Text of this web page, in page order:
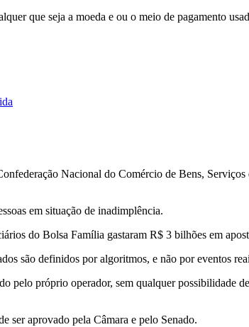
que seja a moeda e ou o meio de pagamento
Nacional do Comércio de Bens,
em situação de inadimplência.
do Bolsa Família gastaram R$ 3 bilhões em
são definidos por algoritmos, e não por eventos
próprio operador, sem qualquer possibilidade
ser aprovado pela Câmara e pelo Senado.